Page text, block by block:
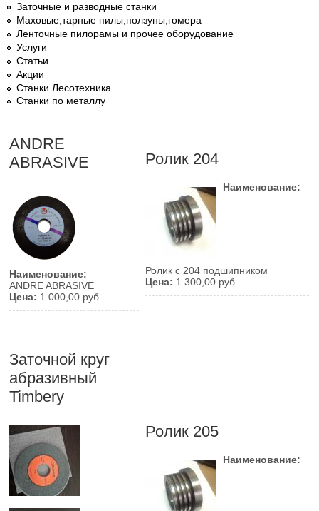
Заточные и разводные станки
Маховые,тарные пилы,ползуны,гомера
Ленточные пилорамы и прочее оборудование
Услуги
Статьи
Акции
Станки Лесотехника
Станки по металлу
ANDRE
ABRASIVE
Наименование:
ANDRE ABRASIVE
Цена: 1 000,00 руб.
Ролик 204
Наименование:
Ролик с 204 подшипником
Цена: 1 300,00 руб.
Заточной круг
абразивный
Timbery
Ролик 205
Наименование: